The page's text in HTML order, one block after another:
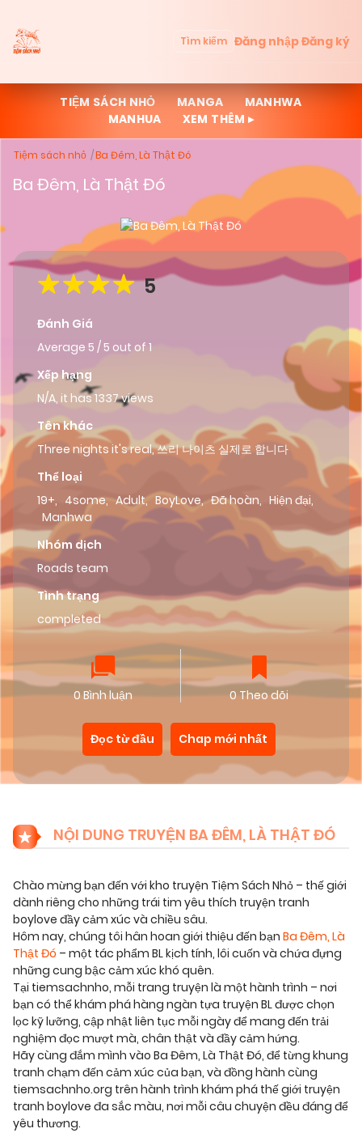
Tìm kiếm Đăng nhậpĐăng ký
TIỆM SÁCH NHỎ MANGA
MANHWA
MANHUA
XEM THÊM ▸
Tiệm sách nhỏ Ba Đêm, Là Thật Đó
Ba Đêm, Là Thật Đó
5
Đánh Giá
Average 5 / 5 out of 1
Xếp hạng
N/A, it has 1337 views
Tên khác
Three nights it's real, 쓰리 나이츠 실제로 합니다
Thể loại
19+, 4some, Adult, BoyLove, Đã hoàn, Hiện đại,
Manhwa
Nhóm dịch
Roads team
Tình trạng
completed
0 Bình luận 0 Theo dõi
Đọc từ đầu Chap mới nhất
NỘI DUNG TRUYỆN BA ĐÊM, LÀ THẬT ĐÓ
Chào mừng bạn đến với kho truyện Tiệm Sách Nhỏ – thế giới
dành riêng cho những trái tim yêu thích truyện tranh
boylove đầy cảm xúc và chiều sâu.
Hôm nay, chúng tôi hân hoan giới thiệu đến bạn Ba Đêm, Là
Thật Đó – một tác phẩm BL kịch tính, lôi cuốn và chứa đựng
những cung bậc cảm xúc khó quên.
Tại tiemsachnho, mỗi trang truyện là một hành trình – nơi
bạn có thể khám phá hàng ngàn tựa truyện BL được chọn
lọc kỹ lưỡng, cập nhật liên tục mỗi ngày để mang đến trải
nghiệm đọc mượt mà, chân thật và đầy cảm hứng.
Hãy cùng đắm mình vào Ba Đêm, Là Thật Đó, để từng khung
tranh chạm đến cảm xúc của bạn, và đồng hành cùng
tiemsachnho.org trên hành trình khám phá thế giới truyện
tranh boylove đa sắc màu, nơi mỗi câu chuyện đều đáng để
yêu thương.